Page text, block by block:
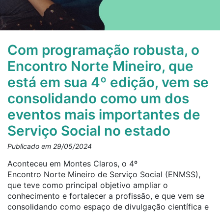
Com programação robusta, o
Encontro Norte Mineiro, que
está em sua 4º edição, vem se
consolidando como um dos
eventos mais importantes de
Serviço Social no estado
Publicado em 29/05/2024
Aconteceu em Montes Claros, o 4º
Encontro Norte Mineiro de Serviço Social (ENMSS),
que teve como principal objetivo ampliar o
conhecimento e fortalecer a profissão, e que vem se
consolidando como espaço de divulgação científica e